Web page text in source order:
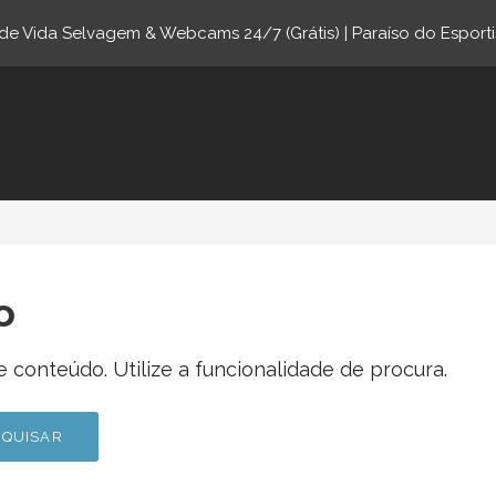
conteúdo. Utilize a funcionalidade de procura.
Vida Selvagem & Webcams 24/7 (Grátis) | Paraíso do